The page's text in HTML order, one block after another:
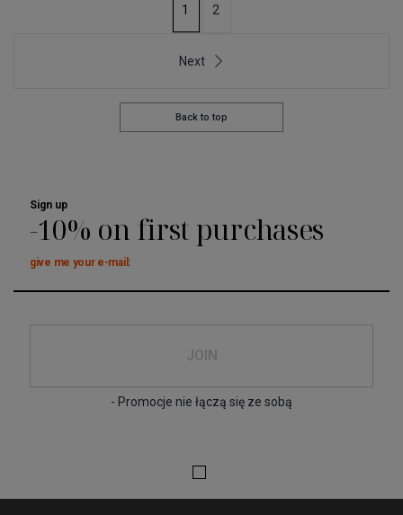
1 2
Next
Back to top
Sign up
-10% on first purchases
give me your e-mail:
JOIN
- Promocje nie łączą się ze sobą